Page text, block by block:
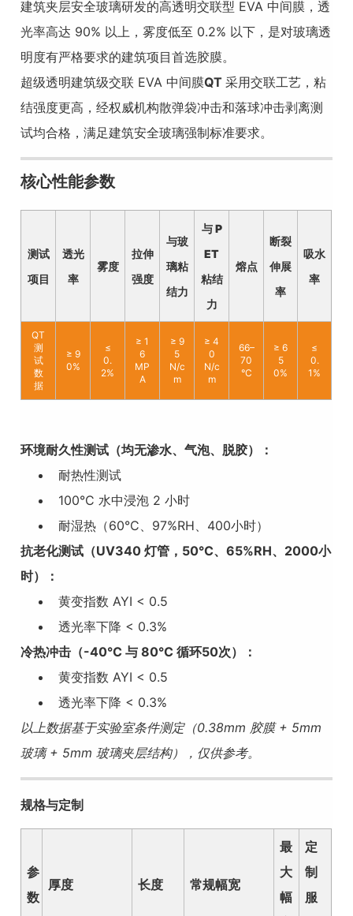
建筑夹层安全玻璃研发的高透明交联型 EVA 中间膜，透
光率高达 90% 以上，雾度低至 0.2% 以下，是对玻璃透
明度有严格要求的建筑项目首选胶膜。
超级透明建筑级交联 EVA 中间膜QT采用交联工艺，粘
结强度更高，经权威机构散弹袋冲击和落球冲击剥离测
试均合格，满足建筑安全玻璃强制标准要求。
核心性能参数
测试
项目
透光
率
雾度
拉伸
强度
与玻
璃粘
结力
与 P
ET
粘结
力
熔点
断裂
伸展
率
吸水
率
QT
测
试
数
据
≥ 9
0%
≤
0.
2%
≥ 1
6
MP
A
≥ 9
5
N/c
m
≥ 4
0
N/c
m
66–
70
°C
≥ 6
5
0%
≤
0.
1%
环境耐久性测试（均无渗水、气泡、脱胶）：
耐热性测试
100°C 水中浸泡 2 小时
耐湿热（60°C、97%RH、400小时）
抗老化测试（UV340 灯管，50°C、65%RH、2000小
时）：
黄变指数 AYI < 0.5
透光率下降 < 0.3%
冷热冲击（-40°C 与 80°C 循环50次）：
黄变指数 AYI < 0.5
透光率下降 < 0.3%
以上数据基于实验室条件测定（0.38mm 胶膜 + 5mm
玻璃 + 5mm 玻璃夹层结构），仅供参考。
规格与定制
参
数
厚度 长度 常规幅宽
最
大
幅
定
制
服